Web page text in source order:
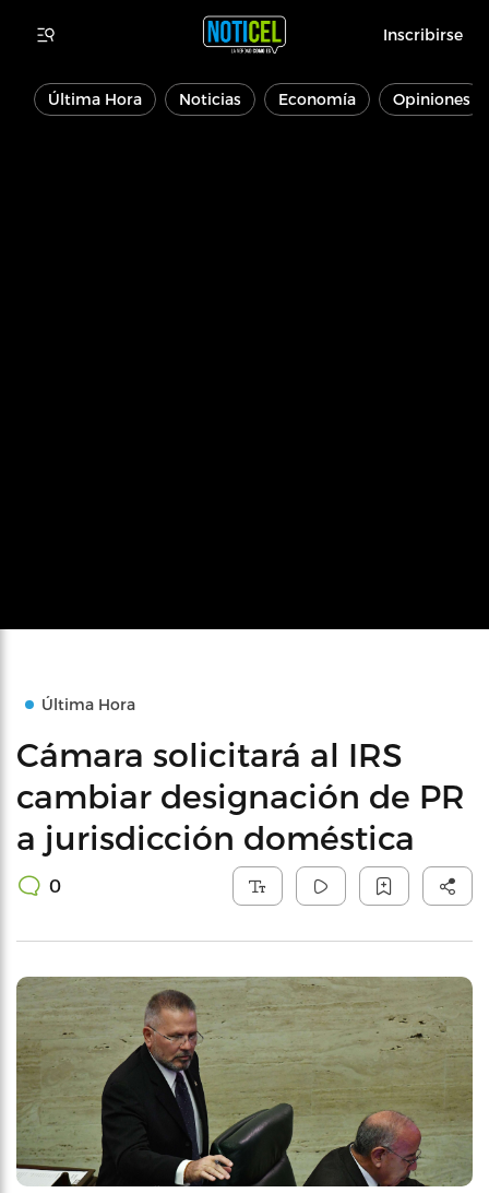
Inscribirse
Última Hora Noticias Economía Opiniones
Última Hora
Cámara solicitará al IRS
cambiar designación de PR
a jurisdicción doméstica
0